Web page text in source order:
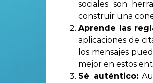
sociales son
construir una
Aprende las
aplicaciones de
los mensajes
mejor en estos
Sé auténtico: